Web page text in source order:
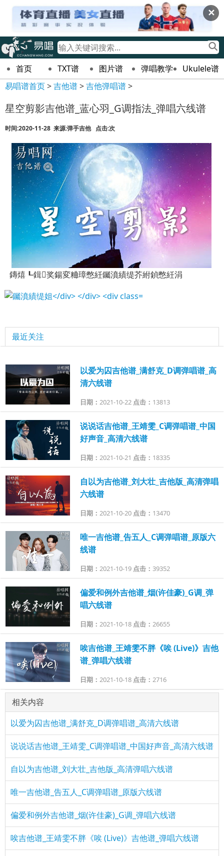
✕
首页 TXT谱 图片谱 弹唱教学
Ukulele谱
易唱谱首页>吉他谱>吉他弹唱谱>
星空剪影吉他谱_蓝心羽_G调指法_弹唱六线谱
时间:2020-11-28 来源:弹手吉他 点击:次
鏄熺┖鍓奖鍚変粬璋憋紝钃濆績缇芥紨鍞憋紝涓
最近关注
以爱为囚吉他谱_满舒克_D调弹唱谱_高
清六线谱
日期： 2021-10-22 点击： 13813
说说话吉他谱_王靖雯_C调弹唱谱_中国
好声音_高清六线谱
日期： 2021-10-21 点击： 18335
自以为吉他谱_刘大壮_吉他版_高清弹唱
六线谱
日期： 2021-10-20 点击： 13470
唯一吉他谱_告五人_C调弹唱谱_原版六
线谱
日期： 2021-10-19 点击： 39352
偏爱和例外吉他谱_烟(许佳豪)_G调_弹
唱六线谱
日期： 2021-10-18 点击： 26655
唉吉他谱_王靖雯不胖《唉 (Live)》吉他
谱_弹唱六线谱
日期： 2021-10-18 点击： 2716
相关内容
以爱为囚吉他谱_满舒克_D调弹唱谱_高清六线谱
说说话吉他谱_王靖雯_C调弹唱谱_中国好声音_高清六线谱
自以为吉他谱_刘大壮_吉他版_高清弹唱六线谱
唯一吉他谱_告五人_C调弹唱谱_原版六线谱
偏爱和例外吉他谱_烟(许佳豪)_G调_弹唱六线谱
唉吉他谱_王靖雯不胖《唉 (Live)》吉他谱_弹唱六线谱